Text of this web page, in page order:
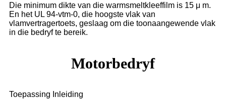
Die minimum dikte van die warmsmeltkleeffilm is 15 μ m.
En het UL 94-vtm-0, die hoogste vlak van
vlamvertragertoets, geslaag om die toonaangewende vlak
in die bedryf te bereik.
Motorbedryf
Toepassing Inleiding